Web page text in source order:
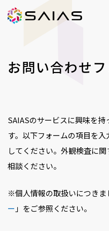
お問い合わせ
SAIASのサービスに興味を
す。以下フォームの項目を
してください。外観検査に
相談ください。
※個人情報の取扱いにつきま
ー 」をご参照ください。